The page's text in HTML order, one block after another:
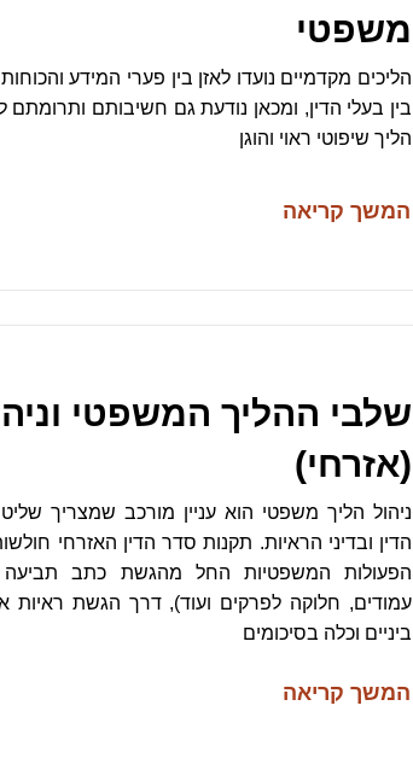
משפטי
הליכים מקדמיים נועדו לאזן בין פערי המידע
בין בעלי הדין, ומכאן נודעת גם חשיבותם ותרומתם
הליך שיפוטי ראוי והוגן
המשך קריאה
שלבי ההליך המשפטי
(אזרחי)
ניהול הליך משפטי הוא עניין מורכב שמצריך
הדין ובדיני הראיות. תקנות סדר הדין האזרחי
הפעולות המשפטיות החל מהגשת כתב
עמודים, חלוקה לפרקים ועוד), דרך הגשת ראיות
ביניים וכלה בסיכומים
המשך קריאה